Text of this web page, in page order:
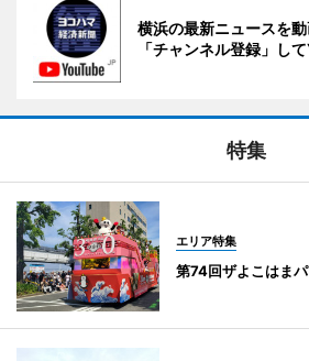
横浜の最新ニュースを動
「チャンネル登録」し
特集
エリア特集
第74回ザよこはま